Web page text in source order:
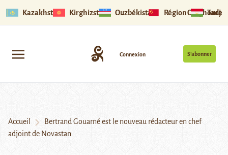
Kazakhstan Kirghizstan Ouzbékistan Région Ouïghoure
S’abonner
Connexion
Accueil
Bertrand Gouarné est le nouveau rédacteur en chef
adjoint de Novastan